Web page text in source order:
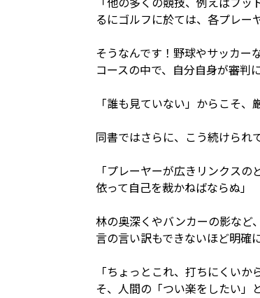
るにゴルフに於ては、各プレー
そうなんです！野球やサッカー
コースの中で、自分自身が審判
「誰も見ていない」からこそ
同書ではさらに、こう続けられ
「プレーヤーが広きリンクス
依って自己を裁かねばならぬ」
林の奥深くやバンカーの影など
言の言い訳もできないほど明確
「ちょっとこれ、打ちにくい
そ、人間の「つい楽をしたい」